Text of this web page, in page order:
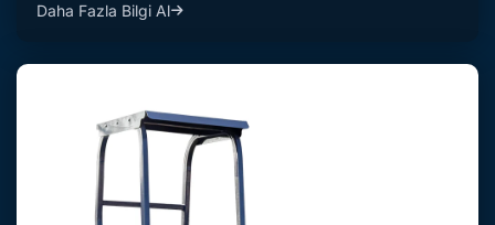
Daha Fazla Bilgi Al